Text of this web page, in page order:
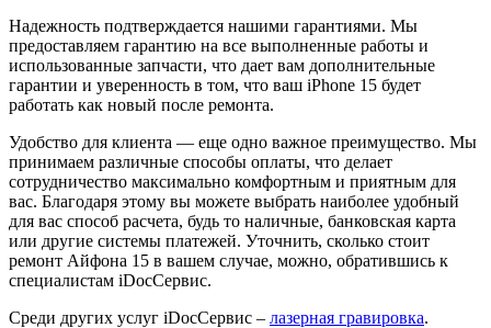
Надежность подтверждается нашими гарантиями. Мы
предоставляем гарантию на все выполненные работы и
использованные запчасти, что дает вам дополнительные
гарантии и уверенность в том, что ваш iPhone 15 будет
работать как новый после ремонта.
Удобство для клиента — еще одно важное преимущество. Мы
принимаем различные способы оплаты, что делает
сотрудничество максимально комфортным и приятным для
вас. Благодаря этому вы можете выбрать наиболее удобный
для вас способ расчета, будь то наличные, банковская карта
или другие системы платежей. Уточнить, сколько стоит
ремонт Айфона 15 в вашем случае, можно, обратившись к
специалистам iDocСервис.
Среди других услуг iDocСервис – лазерная гравировка.